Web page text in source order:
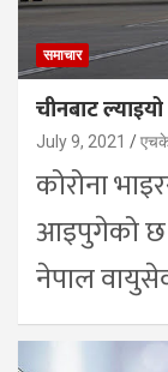
समाचार
चीनबाट
July 9, 2021
कोरोना
आइपुगेको
नेपाल